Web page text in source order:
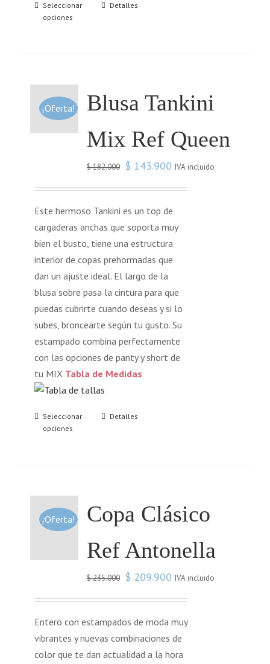
Seleccionar
opciones
Detalles
¡Oferta!
Blusa Tankini
Mix Ref Queen
$182.000 $ 143.900 IVA incluido
Este hermoso Tankini es un top de
cargaderas anchas que soporta muy
bien el busto, tiene una estructura
interior de copas prehormadas que
dan un ajuste ideal. El largo de la
blusa sobre pasa la cintura para que
puedas cubrirte cuando deseas y si lo
subes, broncearte según tu gusto. Su
estampado combina perfectamente
con las opciones de panty y short de
tu MIX Tabla de Medidas
Seleccionar
opciones
Detalles
¡Oferta!
Copa Clásico
Ref Antonella
$235.000 $ 209.900 IVA incluido
Entero con estampados de moda muy
vibrantes y nuevas combinaciones de
color que te dan actualidad a la hora